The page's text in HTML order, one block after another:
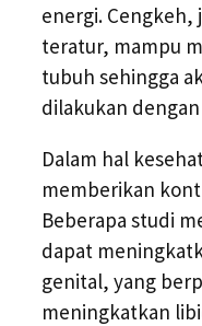
energi. Cengkeh,
teratur, mampu
tubuh sehingga
dilakukan
Dalam hal
memberikan
Beberapa studi
dapat
genital, yang
meningkatkan